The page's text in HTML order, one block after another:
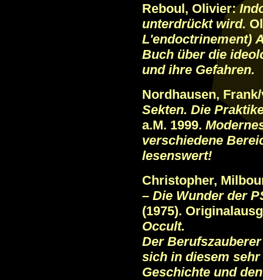
Reboul, Olivier:
unterdrückt wird.
L'endoctrinement)
Buch über die
und ihre Gefahren.
Nordhausen,
Sekten. Die
a.M. 1999.
verschiedene
lesenswert!
Christopher,
– Die Wunder der
(1975).
Occult.
Der
sich in diesem
Geschichte und